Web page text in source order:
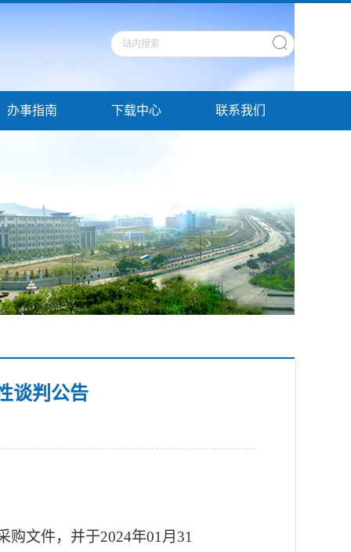
办事指南 下载中心 联系我们
谈判公告
购文件，并于2024年01 月 31